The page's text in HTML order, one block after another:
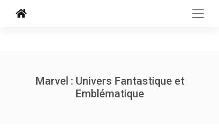
Marvel : Univers Fantastique et
Emblématique